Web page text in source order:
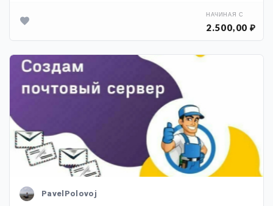
НАЧИНАЯ С
2.500,00 ₽
PavelPolovoj